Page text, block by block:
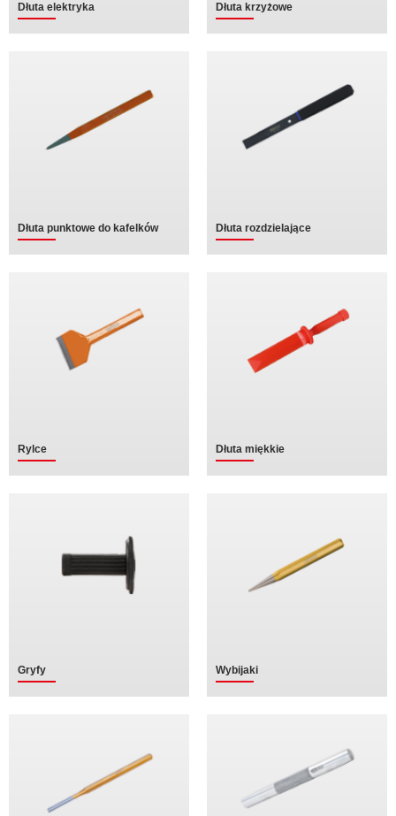
Dłuta elektryka Dłuta krzyżowe
Dłuta punktowe do kafelków Dłuta rozdzielające
Rylce Dłuta miękkie
Gryfy Wybijaki